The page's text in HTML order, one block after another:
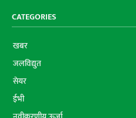
CATEGORIES
खबर
जलविद्युत
सेयर
ईभी